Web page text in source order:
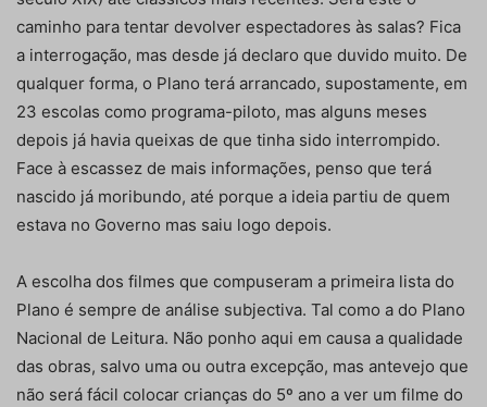
caminho para tentar devolver espectadores às salas? Fica
a interrogação, mas desde já decla­ro que duvido muito. De
qualquer forma, o Plano terá arrancado, supostamente, em
23 escolas como programa-piloto, mas alguns meses
depois já havia queixas de que tinha sido interrompido.
Face à es­cassez de mais informações, penso que terá
nasci­do já moribundo, até porque a ideia partiu de quem
estava no Governo mas saiu logo depois.
A escolha dos filmes que compuseram a primeira lista do
Plano é sempre de análise subjectiva. Tal como a do Plano
Nacional de Leitura. Não ponho aqui em causa a qualidade
das obras, salvo uma ou outra excepção, mas antevejo que
não será fá­cil colocar crianças do 5º ano a ver um filme do